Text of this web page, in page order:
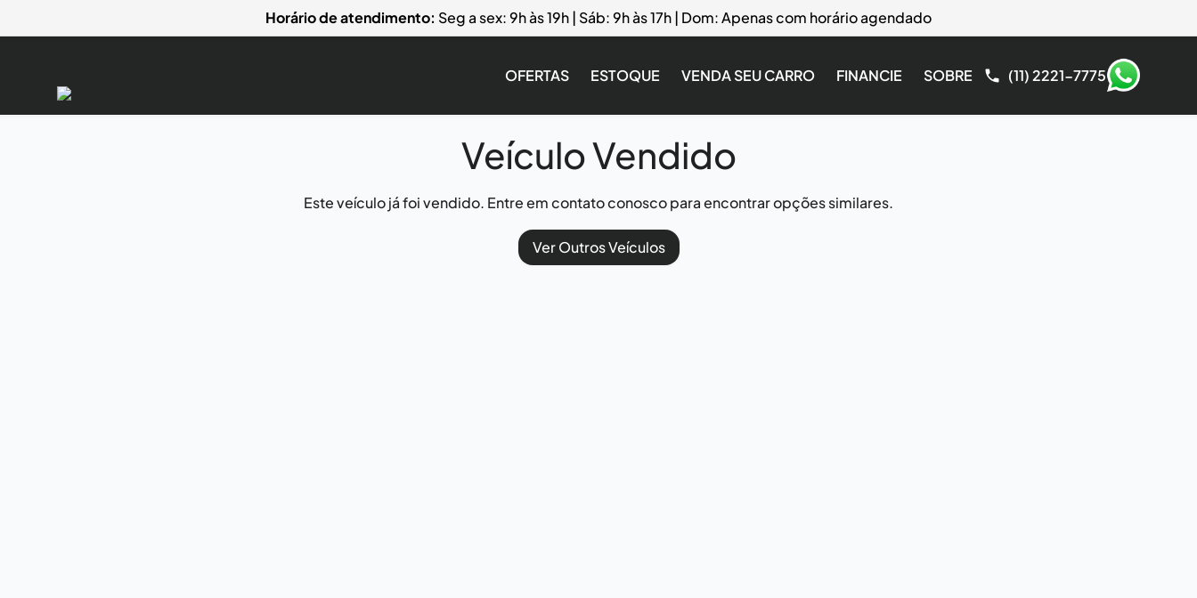
Horário de atendimento: Seg a sex: 9h às 19h | Sáb: 9h às 17h | Dom: Apenas com horário agendado
OFERTAS ESTOQUE VENDA SEU CARRO FINANCIE SOBRE (11) 2221-7775
Veículo Vendido
Este veículo já foi vendido. Entre em contato conosco para encontrar opções similares.
Ver Outros Veículos